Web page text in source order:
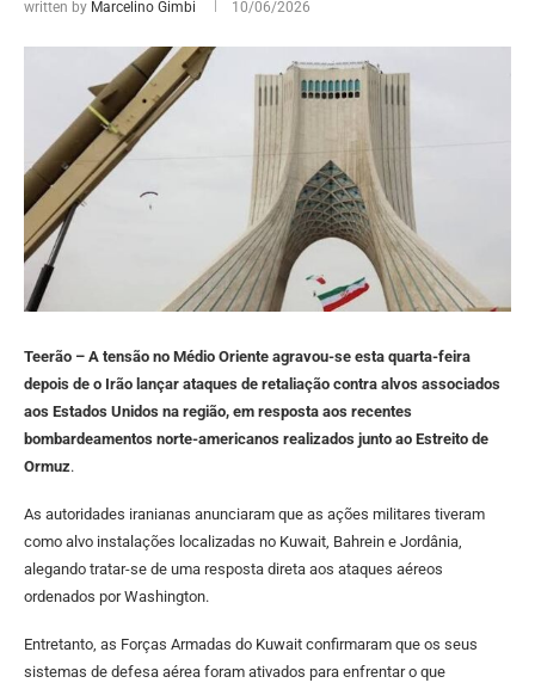
written by Marcelino Gimbi 10/06/2026
Teerão – A tensão no Médio Oriente agravou-se esta quarta-feira
depois de o Irão lançar ataques de retaliação contra alvos associados
aos Estados Unidos na região, em resposta aos recentes
bombardeamentos norte-americanos realizados junto ao Estreito de
Ormuz.
As autoridades iranianas anunciaram que as ações militares tiveram
como alvo instalações localizadas no Kuwait, Bahrein e Jordânia,
alegando tratar-se de uma resposta direta aos ataques aéreos
ordenados por Washington.
Entretanto, as Forças Armadas do Kuwait confirmaram que os seus
sistemas de defesa aérea foram ativados para enfrentar o que